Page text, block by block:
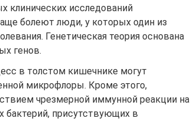
клинических исследований
болеют люди, у которых один из
Генетическая теория основана
генов.
в толстом кишечнике могут
микрофлоры. Кроме этого,
чрезмерной иммунной реакции на
бактерий, присутствующих в